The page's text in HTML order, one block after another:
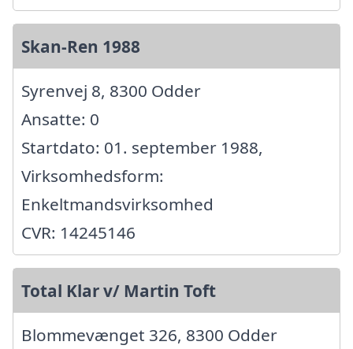
Skan-Ren 1988
Syrenvej 8, 8300 Odder
Ansatte: 0
Startdato: 01. september 1988,
Virksomhedsform:
Enkeltmandsvirksomhed
CVR: 14245146
Total Klar v/ Martin Toft
Blommevænget 326, 8300 Odder